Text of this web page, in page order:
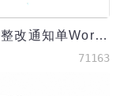
安全隐患整改通知单Word模板
71163